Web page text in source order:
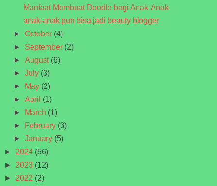
Manfaat Membuat Doodle bagi Anak-Anak
anak-anak pun bisa jadi beauty blogger
►October (4)
► September (2)
►August (6)
►July (3)
►
May (2)
►April (1)
►
March (1)
►
February (3)
►January (5)
► 2024 (56)
► 2023 (12)
► 2022 (2)